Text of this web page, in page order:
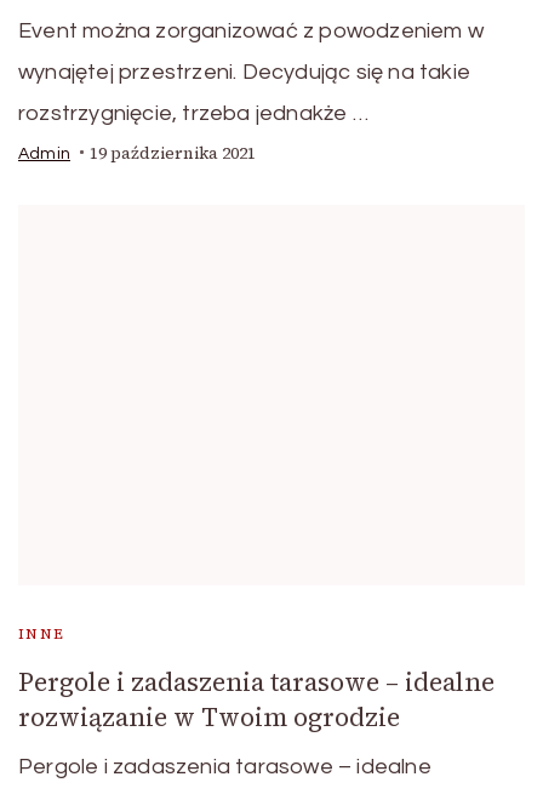
Event można zorganizować z powodzeniem w
wynajętej przestrzeni. Decydując się na takie
rozstrzygnięcie, trzeba jednakże …
Admin 19 października 2021
INNE
Pergole i zadaszenia tarasowe – idealne
rozwiązanie w Twoim ogrodzie
Pergole i zadaszenia tarasowe – idealne